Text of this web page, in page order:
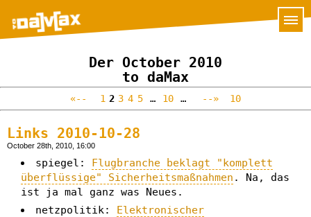
Der October 2010
to daMax
«-- 1 2 3 4 5 … 10 … --» 10
Links 2010-10-28
October 28th, 2010, 16:00
spiegel: Flugbranche beklagt "komplett
überflüssige" Sicherheitsmaßnahmen . Na, das
ist ja mal ganz was Neues.
netzpolitik: Elektronischer